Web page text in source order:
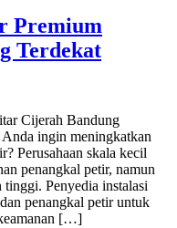
Premium
Terdekat
Cijerah Bandung
ingin meningkatkan
Perusahaan skala kecil
penangkal petir, namun
tinggi. Penyedia instalasi
penangkal petir untuk
[…]